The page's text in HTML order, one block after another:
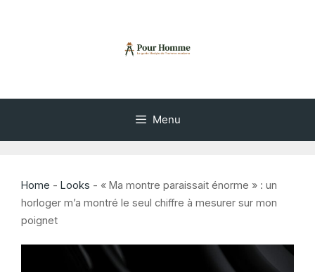
Menu
Home - Looks - « Ma montre paraissait énorme » : un
horloger m’a montré le seul chiffre à mesurer sur mon
poignet